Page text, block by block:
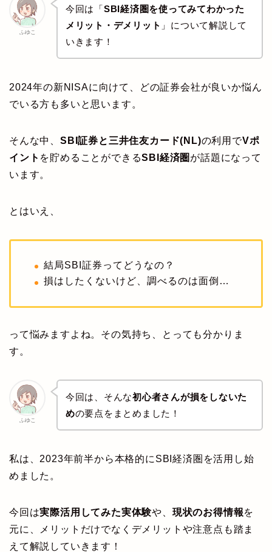
ふゆこ
今回は「SBI経済圏を使ってみてわかった
メリット・デメリット 」について解説して
いきます！
2024年の新NISAに向けて、どの証券会社が良いか悩ん
でいる方も多いと思います。
そんな中、 SBI証券と三井住友カード(NL)の利用でVポ
イント を貯めることができるSBI経済圏 が話題になって
います。
とはいえ、
結局SBI証券ってどうなの？
損はしたくないけど、調べるのは面倒…
って悩みますよね。その気持ち、とっても分かりま
す。
ふゆこ
今回は、そんな初心者さんが損をしないた
めの要点をまとめました！
私は、2023年前半から本格的にSBI経済圏を活用し始
めました。
今回は実際活用してみた実体験や、 現状のお得情報を
元に、メリットだけでなくデメリットや注意点も踏ま
えて解説していきます！